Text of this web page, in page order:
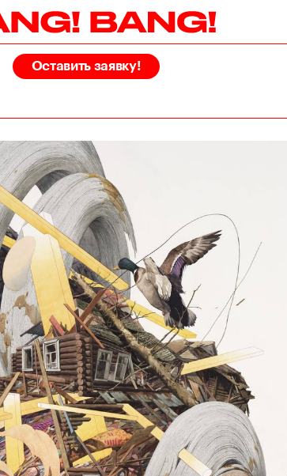
Оставить заявку!